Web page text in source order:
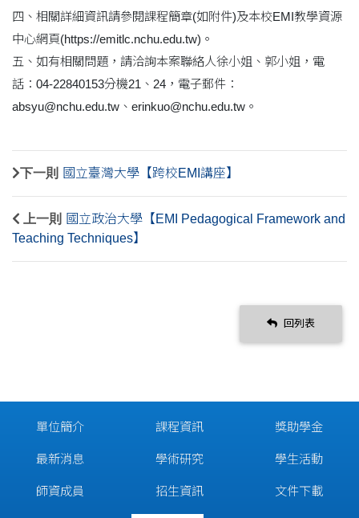
四、相關詳細資訊請參閱課程簡章(如附件)及本校EMI教學資源
中心網頁(https://emitlc.nchu.edu.tw)。
五、如有相關問題，請洽詢本案聯絡人徐小姐、郭小姐，電
話：04-22840153分機21、24，電子郵件：
absyu@nchu.edu.tw、erinkuo@nchu.edu.tw。
下一則 國立臺灣大學【跨校EMI講座】
上一則
國立政治大學【EMI Pedagogical Framework and
Teaching Techniques】
回列表
單位簡介
最新消息
師資成員
課程資訊
學術研究
招生資訊
獎助學金
學生活動
文件下載